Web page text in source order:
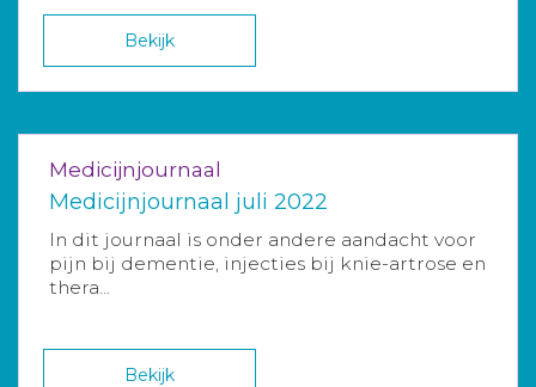
Bekijk
Medicijnjournaal
Medicijnjournaal juli 2022
In dit journaal is onder andere aandacht voor
pijn bij dementie, injecties bij knie-artrose en
thera...
Bekijk